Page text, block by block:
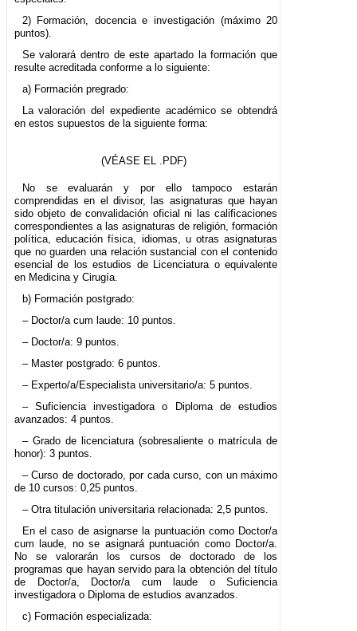
2) Formación, docencia e investigación (máximo 20
puntos).
Se valorará dentro de este apartado la formación que
resulte acreditada conforme a lo siguiente:
a) Formación pregrado:
La valoración del expediente académico se obtendrá
en estos supuestos de la siguiente forma:
(VÉASE EL .PDF)
No se evaluarán y por ello tampoco estarán
comprendidas en el divisor, las asignaturas que hayan
sido objeto de convalidación oficial ni las calificaciones
correspondientes a las asignaturas de religión, formación
política, educación física, idiomas, u otras asignaturas
que no guarden una relación sustancial con el contenido
esencial de los estudios de Licenciatura o equivalente
en Medicina y Cirugía.
b) Formación postgrado:
– Doctor/a cum laude: 10 puntos.
– Doctor/a: 9 puntos.
– Master postgrado: 6 puntos.
– Experto/a/Especialista universitario/a: 5 puntos.
– Suficiencia investigadora o Diploma de estudios
avanzados: 4 puntos.
– Grado de licenciatura (sobresaliente o matrícula de
honor): 3 puntos.
– Curso de doctorado, por cada curso, con un máximo
de 10 cursos: 0,25 puntos.
– Otra titulación universitaria relacionada: 2,5 puntos.
En el caso de asignarse la puntuación como Doctor/a
cum laude, no se asignará puntuación como Doctor/a.
No se valorarán los cursos de doctorado de los
programas que hayan servido para la obtención del título
de Doctor/a, Doctor/a cum laude o Suficiencia
investigadora o Diploma de estudios avanzados.
c) Formación especializada: